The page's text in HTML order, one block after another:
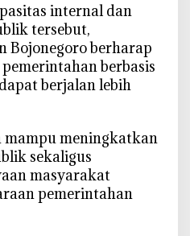
internal dan
tersebut,
Bojonegoro berharap
berbasis
berjalan lebih
meningkatkan
sekaligus
masyarakat
pemerintahan